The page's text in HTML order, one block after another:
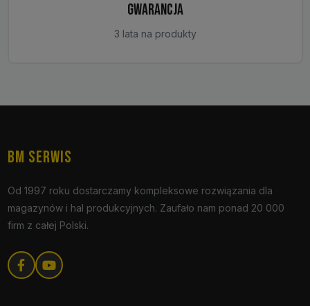
GWARANCJA
3 lata na produkty
BM SERWIS
Od 1997 roku dostarczamy kompleksowe rozwiązania dla
magazynów i hal produkcyjnych. Zaufało nam ponad 20 000
firm z całej Polski.